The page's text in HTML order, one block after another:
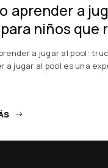
aprender a
niños que
a jugar al pool:
a jugar al pool es una